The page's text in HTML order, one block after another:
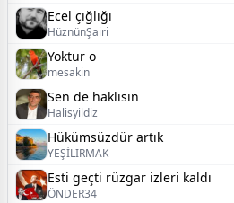
Ecel çığlığı
HüznünŞairi
Yoktur o
mesakin
Sen de haklısın
Halisyildiz
Hükümsüzdür artık
YEŞİLIRMAK
Esti geçti rüzgar izleri kaldı
ÖNDER34